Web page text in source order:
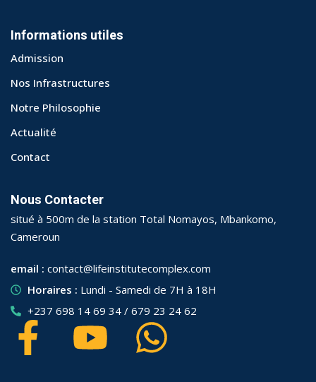
Informations utiles
Admission
Nos Infrastructures
Notre Philosophie
Actualité
Contact
Nous Contacter
situé à 500m de la station Total Nomayos, Mbankomo,
Cameroun
email : contact@lifeinstitutecomplex.com
Horaires : Lundi - Samedi de 7H à 18H
+237 698 14 69 34 / 679 23 24 62